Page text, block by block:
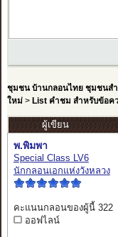
ชุมชน บ้านกลอนไทย ชุมชนส
ใหม่> List คำชม สำหรับข้อค
ผู้เขียน
พ.พิมพา
Special Class LV6
นักกลอนเอกแห่งวังหลวง
คะแนนกลอนของผู้นี้ 322
ออฟไลน์